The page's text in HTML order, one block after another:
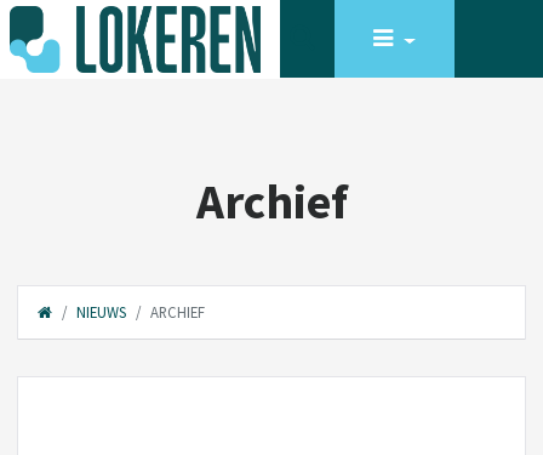
Archief
NIEUWS ARCHIEF